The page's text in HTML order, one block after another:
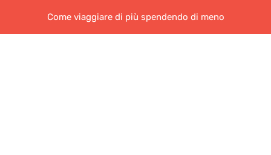
Come viaggiare di più spendendo di meno